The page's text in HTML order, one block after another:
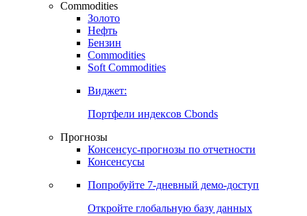
Commodities
Золото
Нефть
Бензин
Commodities
Soft Commodities
Виджет:
Портфели индексов Cbonds
Прогнозы
Консенсус-прогнозы по отчетности
Консенсусы
Попробуйте 7-дневный демо-доступ
Откройте глобальную базу данных